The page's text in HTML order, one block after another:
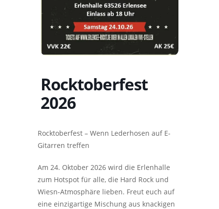
Rocktoberfest
2026
Rocktoberfest – Wenn Lederhosen auf E-
Gitarren treffen
Am 24. Oktober 2026 wird die Erlenhalle
zum Hotspot für alle, die Hard Rock und
Wiesn-Atmosphäre lieben. Freut euch auf
eine einzigartige Mischung aus knackigen